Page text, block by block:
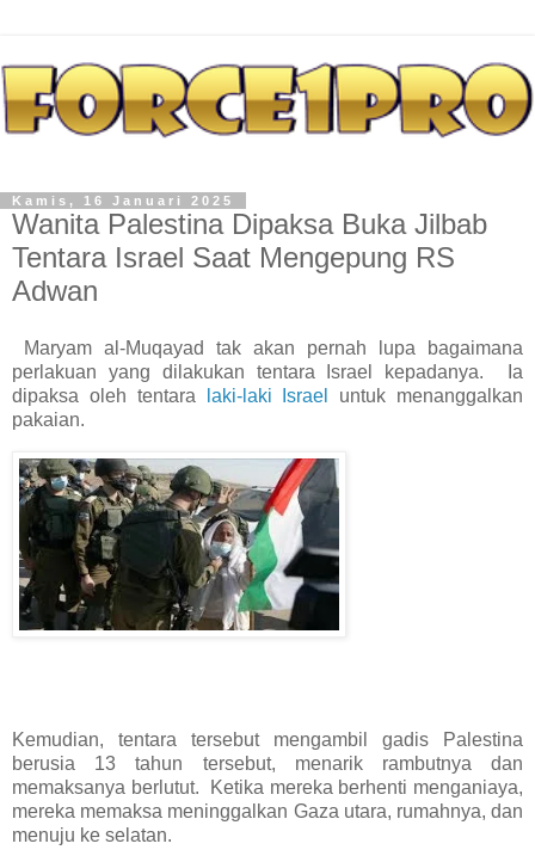
Kamis, 16 Januari 2025
Wanita Palestina Dipaksa Buka Jilbab
Tentara Israel Saat Mengepung RS
Adwan
Maryam al-Muqayad tak akan pernah lupa bagaimana
perlakuan yang dilakukan tentara Israel kepadanya. Ia
dipaksa oleh tentara
laki-laki Israel
untuk menanggalkan
pakaian.
Kemudian, tentara tersebut mengambil gadis Palestina
berusia 13 tahun tersebut, menarik rambutnya dan
memaksanya berlutut. Ketika mereka berhenti menganiaya,
mereka memaksa meninggalkan Gaza utara, rumahnya, dan
menuju ke selatan.